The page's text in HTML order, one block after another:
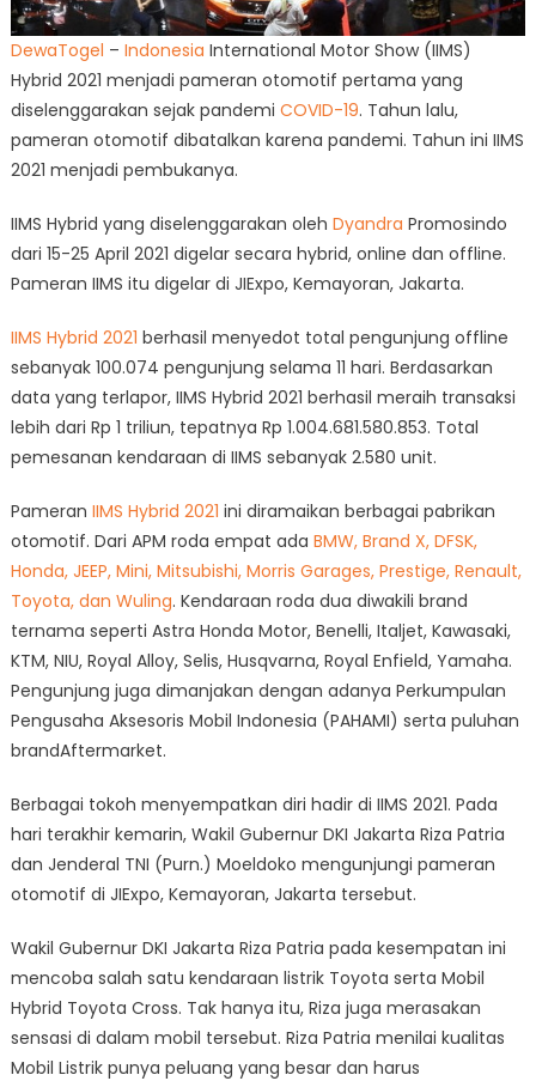
DewaTogel – Indonesia International Motor Show (IIMS)
Hybrid 2021 menjadi pameran otomotif pertama yang
diselenggarakan sejak pandemi COVID-19. Tahun lalu,
pameran otomotif dibatalkan karena pandemi. Tahun ini IIMS
2021 menjadi pembukanya.
IIMS Hybrid yang diselenggarakan oleh Dyandra Promosindo
dari 15-25 April 2021 digelar secara hybrid, online dan offline.
Pameran IIMS itu digelar di JIExpo, Kemayoran, Jakarta.
IIMS Hybrid 2021 berhasil menyedot total pengunjung offline
sebanyak 100.074 pengunjung selama 11 hari. Berdasarkan
data yang terlapor, IIMS Hybrid 2021 berhasil meraih transaksi
lebih dari Rp 1 triliun, tepatnya Rp 1.004.681.580.853. Total
pemesanan kendaraan di IIMS sebanyak 2.580 unit.
Pameran IIMS Hybrid 2021 ini diramaikan berbagai pabrikan
otomotif. Dari APM roda empat ada BMW, Brand X, DFSK,
Honda, JEEP, Mini, Mitsubishi, Morris Garages, Prestige, Renault,
Toyota, dan Wuling. Kendaraan roda dua diwakili brand
ternama seperti Astra Honda Motor, Benelli, Italjet, Kawasaki,
KTM, NIU, Royal Alloy, Selis, Husqvarna, Royal Enfield, Yamaha.
Pengunjung juga dimanjakan dengan adanya Perkumpulan
Pengusaha Aksesoris Mobil Indonesia (PAHAMI) serta puluhan
brandAftermarket.
Berbagai tokoh menyempatkan diri hadir di IIMS 2021. Pada
hari terakhir kemarin, Wakil Gubernur DKI Jakarta Riza Patria
dan Jenderal TNI (Purn.) Moeldoko mengunjungi pameran
otomotif di JIExpo, Kemayoran, Jakarta tersebut.
Wakil Gubernur DKI Jakarta Riza Patria pada kesempatan ini
mencoba salah satu kendaraan listrik Toyota serta Mobil
Hybrid Toyota Cross. Tak hanya itu, Riza juga merasakan
sensasi di dalam mobil tersebut. Riza Patria menilai kualitas
Mobil Listrik punya peluang yang besar dan harus